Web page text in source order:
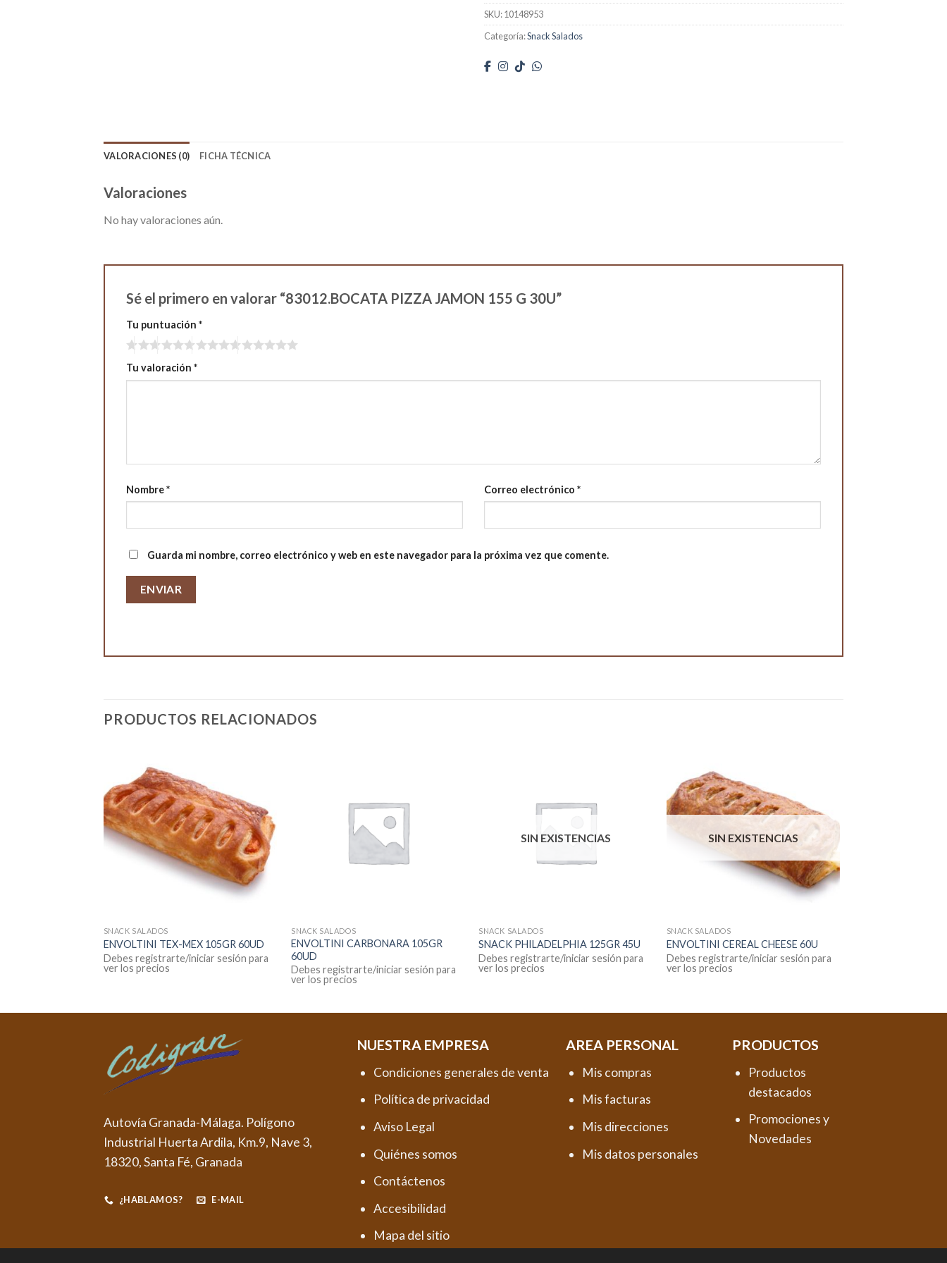
SKU:10148953
Categoría:Snack Salados
VALORACIONES (0) FICHA TÉCNICA
Valoraciones
No hay valoraciones aún.
Sé el primero en valorar “83012.BOCATA PIZZA JAMON 155 G 30U”
Tu puntuación *
Tu valoración *
Nombre* Correo electrónico *
Guarda mi nombre, correo electrónico y web en este navegador para la próxima vez que comente.
PRODUCTOS RELACIONADOS
SNACK SALADOS
ENVOLTINI TEX-MEX 105GR 60UD
Debes registrarte/iniciar sesión para
ver los precios
SNACK SALADOS
ENVOLTINI CARBONARA 105GR
60UD
Debes registrarte/iniciar sesión para
ver los precios
SIN EXISTENCIAS
SNACK SALADOS
SNACK PHILADELPHIA 125GR 45U
Debes registrarte/iniciar sesión para
ver los precios
SIN EXISTENCIAS
SNACK SALADOS
ENVOLTINI CEREAL CHEESE 60U
Debes registrarte/iniciar sesión para
ver los precios
Autovía Granada-Málaga. Polígono
Industrial Huerta Ardila, Km.9, Nave 3,
18320, Santa Fé, Granada
¿HABLAMOS? E-MAIL
NUESTRA EMPRESA
Condiciones generales de venta
Política de privacidad
Aviso Legal
Quiénes somos
Contáctenos
Accesibilidad
Mapa del sitio
AREA PERSONAL
Mis compras
Mis facturas
Mis direcciones
Mis datos personales
PRODUCTOS
Productos
destacados
Promociones y
Novedades